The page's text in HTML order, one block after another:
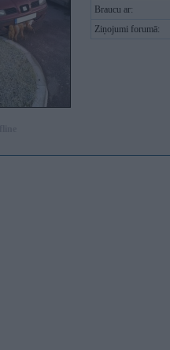
Braucu ar:
Ziņojumi forumā: